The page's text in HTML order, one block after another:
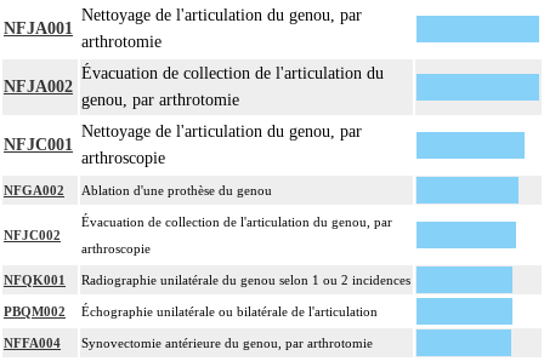
NFJA001
Nettoyage de l'articulation du genou, par
arthrotomie
NFJA002
Évacuation de collection de l'articulation du
genou, par arthrotomie
NFJC001
Nettoyage de l'articulation du genou, par
arthroscopie
NFGA002 Ablation d'une prothèse du genou
NFJC002
Évacuation de collection de l'articulation du genou, par
arthroscopie
NFQK001 Radiographie unilatérale du genou selon 1 ou 2 incidences
PBQM002 Échographie unilatérale ou bilatérale de l'articulation
NFFA004 Synovectomie antérieure du genou, par arthrotomie